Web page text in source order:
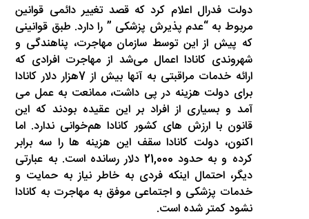
دولت فدرال اعلام کرد که قصد تغییر دائمی قوانین
مربوط به “عدم پذیرش پزشکی ” را دارد. طبق قوانینی
که پیش از این توسط سازمان مهاجرت، پناهندگی و
شهروندی کانادا اعمال می‌شد از مهاجرت افرادی که
ارائه خدمات مراقبتی به آنها بیش از 7هزار دلار کانادا
برای دولت هزینه در پی داشت، ممانعت به عمل می
آمد و بسیاری از افراد بر این عقیده بودند که این
قانون با ارزش های کشور کانادا هم‌خوانی ندارد. اما
اکنون، دولت کانادا سقف این هزینه ها را سه برابر
کرده و به حدود 21,000 دلار رسانده است. به عبارتی
دیگر، احتمال اینکه فردی به خاطر نیاز به حمایت و
خدمات پزشکی و اجتماعی موفق به مهاجرت به کانادا
نشود کمتر شده است.